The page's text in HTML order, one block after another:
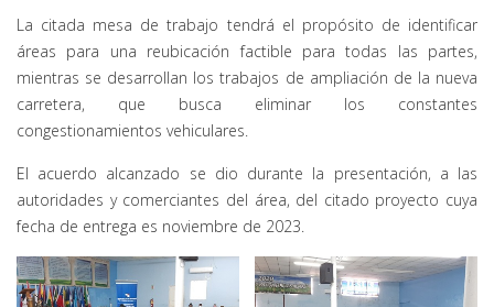
La citada mesa de trabajo tendrá el propósito de identificar
áreas para una reubicación factible para todas las partes,
mientras se desarrollan los trabajos de ampliación de la nueva
carretera, que busca eliminar los constantes
congestionamientos vehiculares.
El acuerdo alcanzado se dio durante la presentación, a las
autoridades y comerciantes del área, del citado proyecto cuya
fecha de entrega es noviembre de 2023.